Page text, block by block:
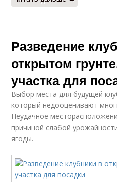
Разведение
открытом
участка для
Выбор места для будущей
который недооценивают
Неудачное
причиной слабой
ягоды.